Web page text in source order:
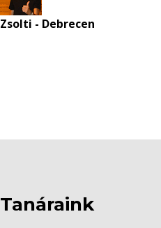
Zsolti - Debrecen
Tanáraink